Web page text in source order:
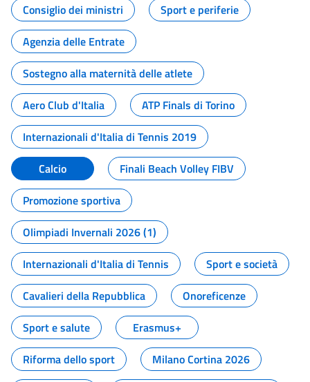
Consiglio dei ministri
Sport e periferie
Agenzia delle Entrate
Sostegno alla maternità delle atlete
Aero Club d'Italia
ATP Finals di Torino
Internazionali d'Italia di Tennis 2019
Calcio
Finali Beach Volley FIBV
Promozione sportiva
Olimpiadi Invernali 2026 (1)
Internazionali d'Italia di Tennis
Sport e società
Cavalieri della Repubblica
Onoreficenze
Sport e salute
Erasmus+
Riforma dello sport
Milano Cortina 2026